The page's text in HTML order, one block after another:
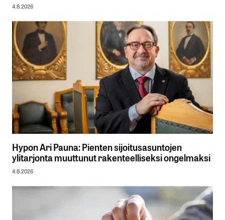
4.8.2026
Hypon Ari Pauna: Pienten sijoitusasuntojen
ylitarjonta muuttunut rakenteelliseksi ongelmaksi
4.8.2026